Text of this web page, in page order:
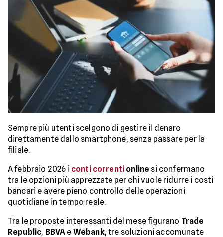
Sempre più utenti scelgono di gestire il denaro
direttamente dallo smartphone, senza passare per la
filiale.
A febbraio 2026 i conti correnti online si confermano
tra le opzioni più apprezzate per chi vuole ridurre i costi
bancari e avere pieno controllo delle operazioni
quotidiane in tempo reale.
Tra le proposte interessanti del mese figurano Trade
Republic, BBVA e Webank, tre soluzioni accomunate